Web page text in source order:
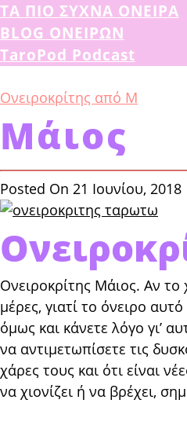
ΤΑ ΠΙΟ ΣΥΧΝΑ ΟΝΕΙΡΑ
BLOG ΟΝΕΙΡΩΝ
TaroPod Podcast
Ονειροκρίτης από Μ
Μάιος
Posted On 21 Ιουνίου, 2018
Ονειροκρίτης Μάιος. Αν το
μέ­ρες, γιατί το όνειρο
όμως και κάνετε λόγο γι’
να αντιμετωπίσετε τις
χάρες τους και ότι είναι
να χιο­νίζει ή να βρέχει,